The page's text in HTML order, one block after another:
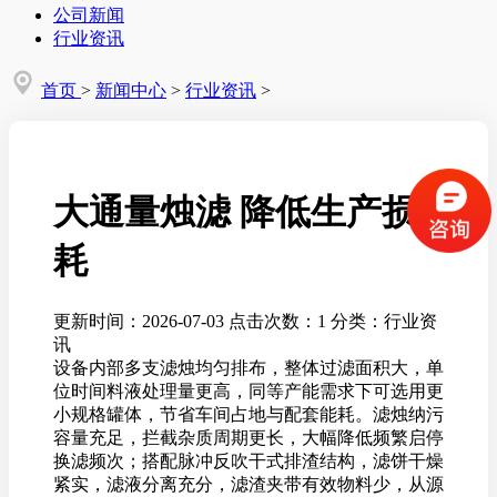
公司新闻
行业资讯
首页 > 新闻中心 > 行业资讯 >
大通量烛滤 降低生产损
耗
更新时间：2026-07-03 点击次数：1 分类：行业资
讯
设备内部多支滤烛均匀排布，整体过滤面积大，单
位时间料液处理量更高，同等产能需求下可选用更
小规格罐体，节省车间占地与配套能耗。滤烛纳污
容量充足，拦截杂质周期更长，大幅降低频繁启停
换滤频次；搭配脉冲反吹干式排渣结构，滤饼干燥
紧实，滤液分离充分，滤渣夹带有效物料少，从源